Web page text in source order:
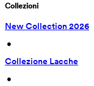
Collezioni
New Collection 2026
•
Collezione Lacche
•